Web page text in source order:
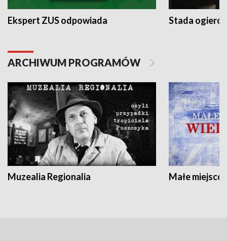
Ekspert ZUS odpowiada Stada
ARCHIWUM PROGRAMÓW
Muzealia Regionalia Małe